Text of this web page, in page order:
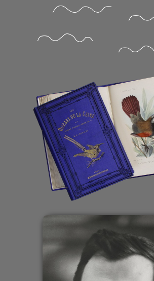
Анна Клюкина
директор Государственного Дарвиновского музея:
«В новом здании нашего музея, открытом в 1995
году на улице Вавилова, Николай Николаевич тоже
бывает — на презентациях и съёмках. Он всегда
приходит к нам с любовью, потому что
Дарвиновский музей — место его детства, место,
где он становился биологом. Не секрет, что
на потрясающей передаче „В мире животных“,
будущих учёных и просто людей, которые стали
близки к природе, прониклись её ценностью,
прониклись добрым к ней отношением. И в этом
смысле можно сказать, что наш музей и Николай
Николаевич выполняем одинаковые функции:
мы учим людей любить природу, знать